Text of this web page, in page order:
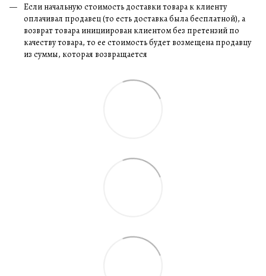
Если начальную стоимость доставки товара к клиенту
оплачивал продавец (то есть доставка была бесплатной), а
возврат товара инициирован клиентом без претензий по
качеству товара, то ее стоимость будет возмещена продавцу
из суммы, которая возвращается